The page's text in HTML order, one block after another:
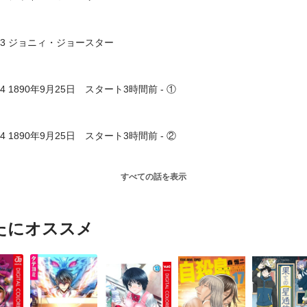
ジョニィ・ジョースター
1890年9月25日 スタート3時間前 - ①
1890年9月25日 スタート3時間前 - ②
すべての話を表示
にオススメ